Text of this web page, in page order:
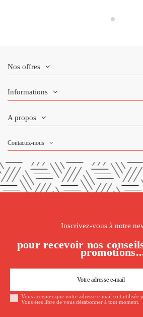
Nos offres
Informations
A propos
Contactez-nous
Inscrivez-vous à notre
pour recevoir nos
Vous acceptez que votre adresse e-mail soit utilisée
Vous êtes libre de vous désabonner à tout moment.